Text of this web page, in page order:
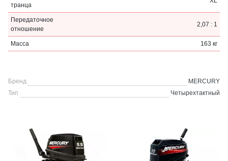
транца
Передаточное
отношение
2,07 : 1
Масса 163 кг
Бренд
MERCURY
Тип
Четырехтактный